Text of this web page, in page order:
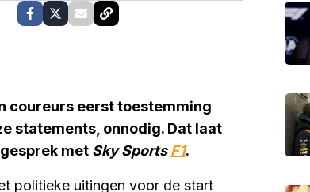
coureurs eerst toestemming
statements, onnodig. Dat laat
met Sky SportsF1.
politieke uitingen voor de start